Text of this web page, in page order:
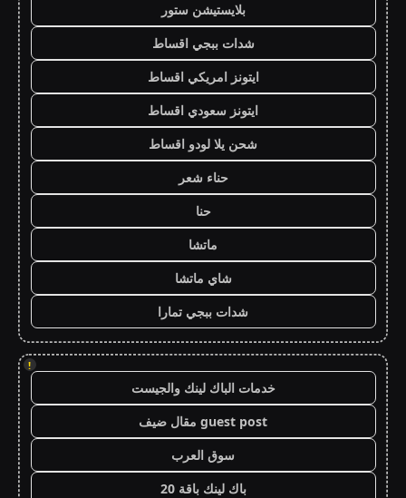
بلايستيشن ستور
شدات ببجي اقساط
ايتونز امريكي اقساط
ايتونز سعودي اقساط
شحن يلا لودو اقساط
حناء شعر
حنا
ماتشا
شاي ماتشا
شدات ببجي تمارا
!
خدمات الباك لينك والجيست
guest post مقال ضيف
سوق العرب
باك لينك باقة 20